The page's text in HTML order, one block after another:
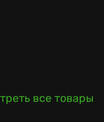
все товары